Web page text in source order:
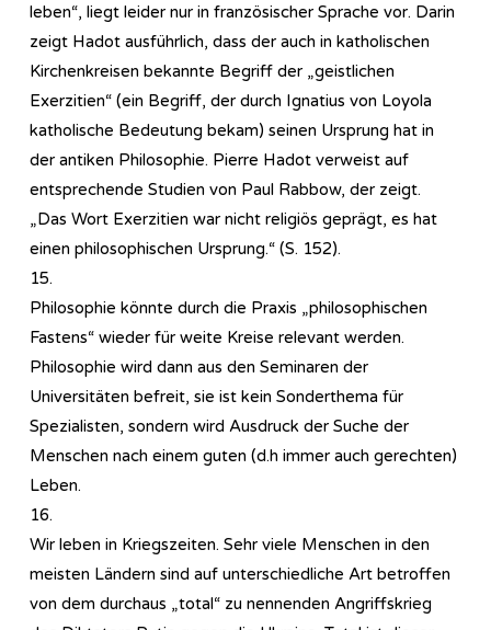
leben“, liegt leider nur in französischer Sprache vor. Darin
zeigt Hadot ausführlich, dass der auch in katholischen
Kirchenkreisen bekannte Begriff der „geistlichen
Exerzitien“ (ein Begriff, der durch Ignatius von Loyola
katholische Bedeutung bekam) seinen Ursprung hat in
der antiken Philosophie. Pierre Hadot verweist auf
entsprechende Studien von Paul Rabbow, der zeigt.
„Das Wort Exerzitien war nicht religiös geprägt, es hat
einen philosophischen Ursprung.“ (S. 152).
15.
Philosophie könnte durch die Praxis „philosophischen
Fastens“ wieder für weite Kreise relevant werden.
Philosophie wird dann aus den Seminaren der
Universitäten befreit, sie ist kein Sonderthema für
Spezialisten, sondern wird Ausdruck der Suche der
Menschen nach einem guten (d.h immer auch gerechten)
Leben.
16.
Wir leben in Kriegszeiten. Sehr viele Menschen in den
meisten Ländern sind auf unterschiedliche Art betroffen
von dem durchaus „total“ zu nennenden Angriffskrieg